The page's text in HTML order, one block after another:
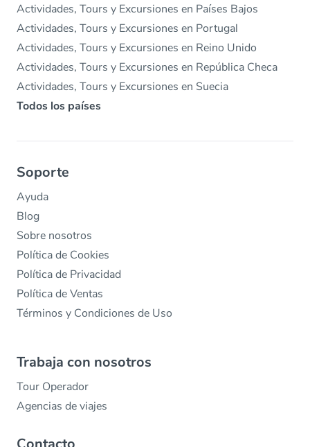
Actividades, Tours y Excursiones en Países Bajos
Actividades, Tours y Excursiones en Portugal
Actividades, Tours y Excursiones en Reino Unido
Actividades, Tours y Excursiones en República Checa
Actividades, Tours y Excursiones en Suecia
Todos los países
Soporte
Ayuda
Blog
Sobre nosotros
Política de Cookies
Política de Privacidad
Política de Ventas
Términos y Condiciones de Uso
Trabaja con nosotros
Tour Operador
Agencias de viajes